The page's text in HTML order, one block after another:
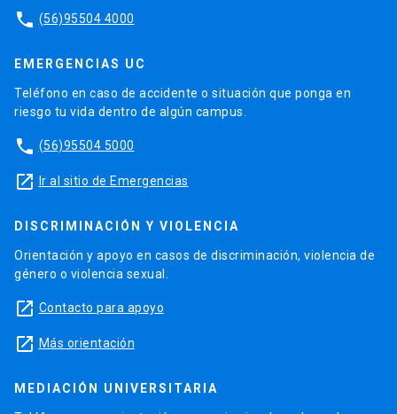
phone (56)95504 4000
EMERGENCIAS UC
Teléfono en caso de accidente o situación que ponga en
riesgo tu vida dentro de algún campus.
phone (56)95504 5000
launch Ir al sitio de Emergencias
DISCRIMINACIÓN Y VIOLENCIA
Orientación y apoyo en casos de discriminación, violencia de
género o violencia sexual.
launch Contacto para apoyo
launch Más orientación
MEDIACIÓN UNIVERSITARIA